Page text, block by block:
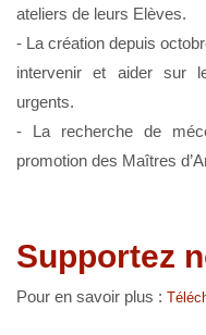
ateliers de leurs Elèves.
- La création depuis
intervenir et aider sur
urgents.
- La recherche de
promotion des Maîtres
Supportez
Pour en savoir plus :